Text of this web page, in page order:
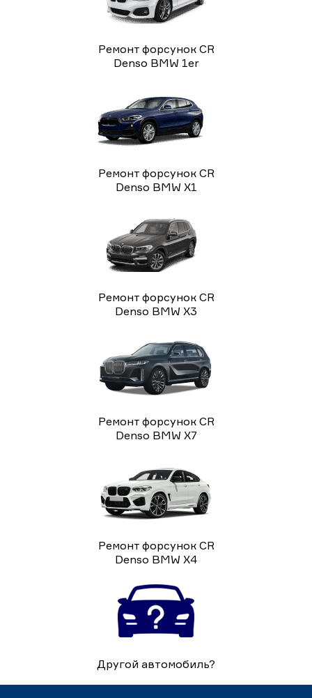
Ремонт форсунок CR
Denso BMW 1er
Ремонт форсунок CR
Denso BMW X1
Ремонт форсунок CR
Denso BMW X3
Ремонт форсунок CR
Denso BMW X7
Ремонт форсунок CR
Denso BMW X4
Другой автомобиль?